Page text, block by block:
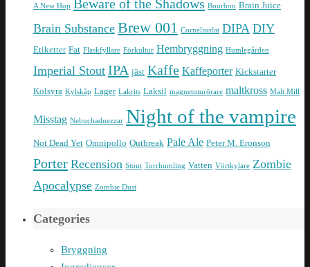
A New Hop Beware of the Shadows Bourbon Brain Juice
Brain Substance Brew 001 Corneliusfat DIPA DIY
Etiketter Fat Flaskfyllare Förkultur Hembryggning Humlegården
Imperial Stout IPA jäst Kaffe Kaffeporter Kickstarter
Kolsyra Kylskåp Lager Lakrits Laksil magnetomrörare maltkross Malt Mill
Misstag Nebuchadnezzar Night of the vampire
Not Dead Yet Omnipollo Outbreak Pale Ale Peter M. Eronson
Porter Recension Stout Torrhumling Vatten Vörtkylare Zombie
Apocalypse Zombie Dust
Categories
Bryggning